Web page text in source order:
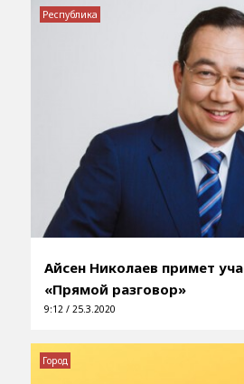
Айсен Николаев примет
«Прямой разговор»
9:12 / 25.3.2020
Республика
Город